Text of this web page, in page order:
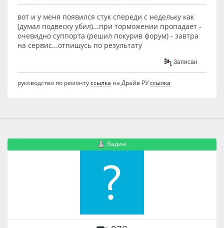
вот и у меня появился стук спереди с недельку как
(думал подвеску убил)...при торможении пропадает -
очевидно суппорта (решил покурив форум) - завтра
на сервис...отпишусь по результату
Записан
руководство по ремонтуссылка на Драйв РУссылка
Вадим